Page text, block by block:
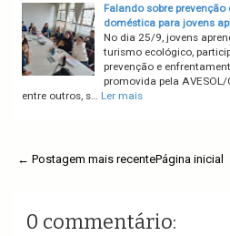
Falando sobre
doméstica para jovens
No dia 25/9, jovens
turismo ecológico,
prevenção e
promovida pela AVESOL/
entre outros, s…
Ler mais
← Postagem mais recentePágina inicial
0 commentário: